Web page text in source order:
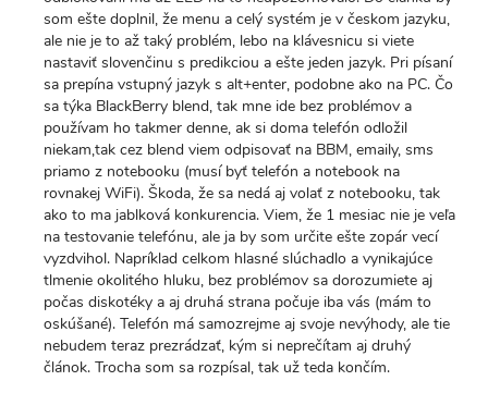
som ešte doplnil, že menu a celý systém je v českom jazyku,
ale nie je to až taký problém, lebo na klávesnicu si viete
nastaviť slovenčinu s predikciou a ešte jeden jazyk. Pri písaní
sa prepína vstupný jazyk s alt+enter, podobne ako na PC. Čo
sa týka BlackBerry blend, tak mne ide bez problémov a
používam ho takmer denne, ak si doma telefón odložil
niekam,tak cez blend viem odpisovať na BBM, emaily, sms
priamo z notebooku (musí byť telefón a notebook na
rovnakej WiFi). Škoda, že sa nedá aj volať z notebooku, tak
ako to ma jablková konkurencia. Viem, že 1 mesiac nie je veľa
na testovanie telefónu, ale ja by som určite ešte zopár vecí
vyzdvihol. Napríklad celkom hlasné slúchadlo a vynikajúce
tlmenie okolitého hluku, bez problémov sa dorozumiete aj
počas diskotéky a aj druhá strana počuje iba vás (mám to
oskúšané). Telefón má samozrejme aj svoje nevýhody, ale tie
nebudem teraz prezrádzať, kým si neprečítam aj druhý
článok. Trocha som sa rozpísal, tak už teda končím.